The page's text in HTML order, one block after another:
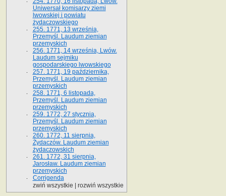
Uniwersał komisarzy ziemi
lwowskiej i powiatu
żydaczowskiego
255. 1771, 13 września,
Przemyśl. Laudum ziemian
przemyskich
256. 1771, 14 września, Lwów.
Laudum sejmiku
gospodarskiego lwowskiego
257. 1771, 19 października,
Przemyśl. Laudum ziemian
przemyskich
258. 1771, 6 listopada,
Przemyśl. Laudum ziemian
przemyskich
259. 1772, 27 stycznia,
Przemyśl. Laudum ziemian
przemyskich
260. 1772, 11 sierpnia,
Żydaczów. Laudum ziemian
żydaczowskich
261. 1772, 31 sierpnia,
Jarosław. Laudum ziemian
przemyskich
Corrigenda
zwiń wszystkie
rozwiń wszystkie